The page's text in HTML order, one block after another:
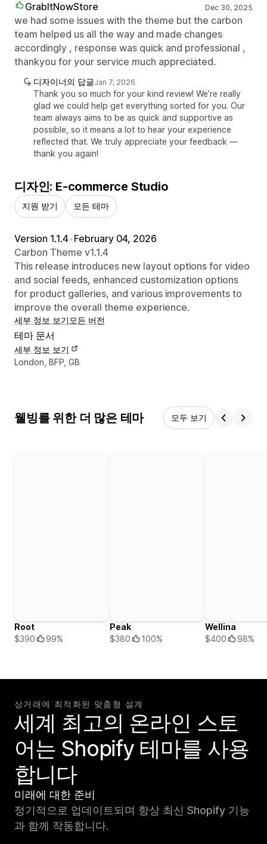
GrabItNowStore Dec 30, 2025
we had some issues with the theme but the carbon
team helped us all the way and made changes
accordingly , response was quick and professional ,
thankyou for your service much appreciated.
디자이너의 답글Jan 7, 2026
Thank you so much for your kind review! We’re really
glad we could help get everything sorted for you. Our
team always aims to be as quick and supportive as
possible, so it means a lot to hear your experience
reflected that. We truly appreciate your feedback —
thank you again!
디자인: E-commerce Studio
지원 받기 모든 테마
Version 1.1.4•February 04, 2026
Carbon Theme v1.1.4
This release introduces new layout options for video
and social feeds, enhanced customization options
for product galleries, and various improvements to
improve the overall theme experience.
세부 정보 보기모든 버전
테마 문서
세부 정보 보기
디자이너 연락처 세부 정보
London, BFP, GB
웰빙를 위한 더 많은 테마 모두 보기
Root
$390
99%
Peak
$380
100%
Wellina
$400
98%
상거래에 최적화된 맞춤형 설계
세계 최고의 온라인 스토
어는 Shopify 테마를 사용
합니다
미래에 대한 준비
정기적으로 업데이트되며 항상 최신 Shopify 기능
과 함께 작동합니다.